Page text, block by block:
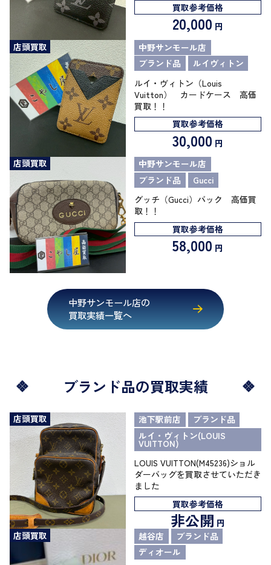
買取参考価格
20,000 円
店頭買取
中野サンモール店
ブランド品
ルイヴィトン
ルイ・ヴィトン（Louis
Vuitton） カードケース 高価
買取！！
買取参考価格
30,000 円
店頭買取
中野サンモール店
ブランド品
Gucci
グッチ（Gucci）バック 高価買
取！！
買取参考価格
58,000 円
中野サンモール店の
買取実績一覧へ
ブランド品の買取実績
店頭買取 池下駅前店
ブランド品
ルイ・ヴィトン(LOUIS
VUITTON)
LOUIS VUITTON(M45236)ショル
ダーバッグを買取させていただき
ました
買取参考価格
非公開 円
店頭買取
越谷店
ブランド品
ディオール